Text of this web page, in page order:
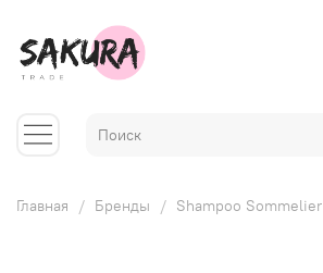
Главная Бренды Shampoo Sommelier